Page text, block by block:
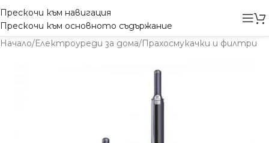
Прескочи към навигация
Прескочи към основното съдържание
Начало/Електроуреди за дома/Прахосмукачки и филтри